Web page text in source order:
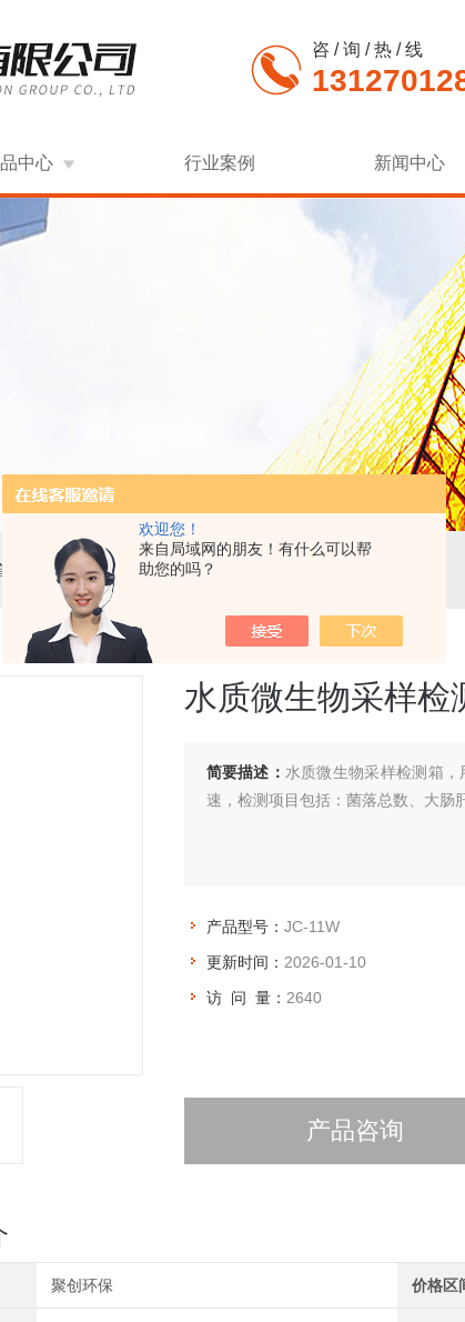
欢迎您！
来自局域网的朋友！有什么可以帮
助您的吗？
咨 / 询 / 热 / 线
中心 行业案例 新闻中心
> JC-11W水质微生物采样检测箱
水质微生物采样检
简要描述： 水质微生物采样检测箱
速，检测项目包括：菌落总数、大肠
产品型号： JC-11W
更新时间： 2026-01-10
访 问 量： 2640
产品咨询
聚创环保 价格区